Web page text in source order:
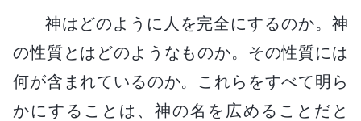
神はどのように人を完全にするのか。神
の性質とはどのようなものか。その性質には
何が含まれているのか。これらをすべて明ら
かにすることは、神の名を広めることだと